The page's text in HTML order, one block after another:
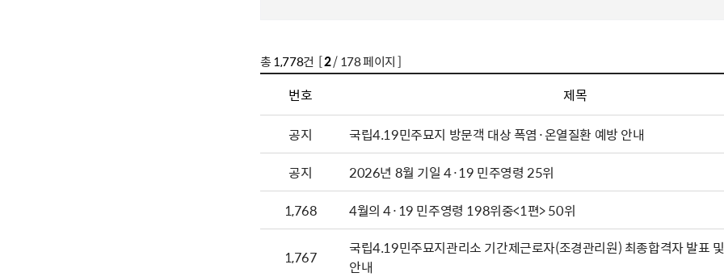
총1,778건 [2/ 178 페이지 ]
번호 제목
공지
국립4.19민주묘지 방문객 대상 폭염·온열질환 예방 안내
공지
2026년 8월 기일 4·19 민주영령 25위
1,768
4월의 4·19 민주영령 198위중<1편> 50위
1,767
국립4.19민주묘지관리소 기간제근로자(조경관리원) 최종합격자 발표
안내